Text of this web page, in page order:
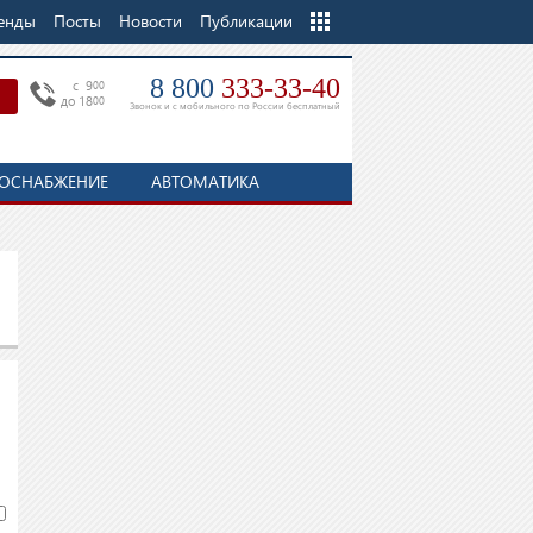
Посты Новости Публикации
Еще
c 900
до 1800 8 800 333-33-40
Звонок и с мобильного по России бесплатный
АВТОМАТИКА